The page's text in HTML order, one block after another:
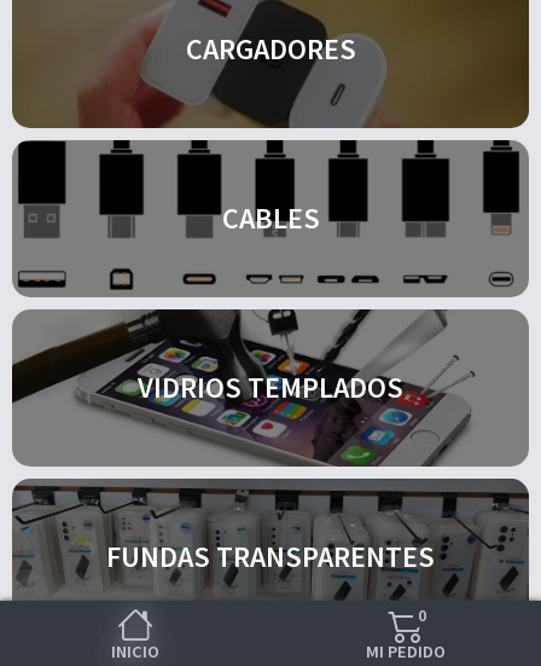
CARGADORES
CABLES
VIDRIOS TEMPLADOS
FUNDAS TRANSPARENTES
INICIO
0
MI PEDIDO